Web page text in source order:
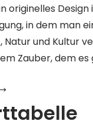
originelles
in dem man
Natur und Kultur
Zauber, dem es